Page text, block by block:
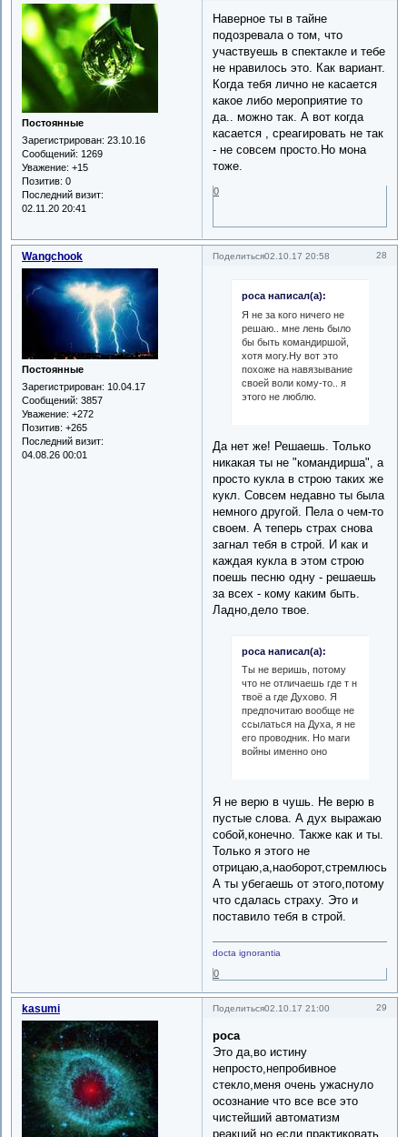
Постоянные
Зарегистрирован: 23.10.16
Сообщений: 1269
Уважение: +15
Позитив: 0
Последний визит:
02.11.20 20:41
Наверное ты в тайне
подозревала о том, что
участвуешь в спектакле и тебе
не нравилось это. Как вариант.
Когда тебя лично не касается
какое либо мероприятие то
да.. можно так. А вот когда
касается , среагировать не так
- не совсем просто.Но мона
тоже.
0
Поделиться 28
02.10.17 20:58
Wangchook
Постоянные
Зарегистрирован: 10.04.17
Сообщений: 3857
Уважение: +272
Позитив: +265
Последний визит:
04.08.26 00:01
роса написал(а):
Я не за кого ничего не
решаю.. мне лень было
бы быть командиршой,
хотя могу.Ну вот это
похоже на навязывание
своей воли кому-то.. я
этого не люблю.
Да нет же! Решаешь. Только
никакая ты не "командирша", а
просто кукла в строю таких же
кукл. Совсем недавно ты была
немного другой. Пела о чем-то
своем. А теперь страх снова
загнал тебя в строй. И как и
каждая кукла в этом строю
поешь песню одну - решаешь
за всех - кому каким быть.
Ладно,дело твое.
роса написал(а):
Ты не веришь, потому
что не отличаешь где т н
твоё а где Духово. Я
предпочитаю вообще не
ссылаться на Духа, я не
его проводник. Но маги
войны именно оно
Я не верю в чушь. Не верю в
пустые слова. А дух выражаю
собой,конечно. Также как и ты.
Только я этого не
отрицаю,а,наоборот,стремлюсь.
А ты убегаешь от этого,потому
что сдалась страху. Это и
поставило тебя в строй.
docta ignorantia
0
Поделиться 29
02.10.17 21:00
kasumi
роса
Это да,во истину
непросто,непробивное
стекло,меня очень ужаснуло
осознание что все все это
чистейший автоматизм
реакций,но если практиковать